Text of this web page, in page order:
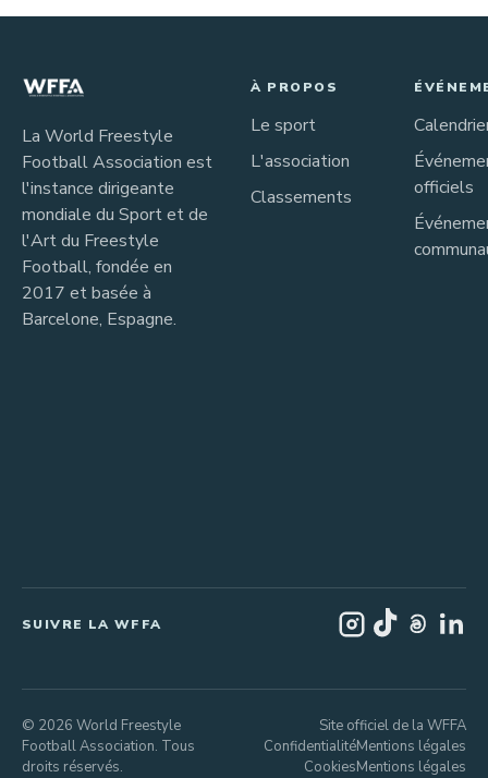
La World Freestyle
Football Association est
l'instance dirigeante
mondiale du Sport et de
l'Art du Freestyle
Football, fondée en
2017 et basée à
Barcelone, Espagne.
À PROPOS
Le sport
L'association
Classements
officiels
SUIVRE LA WFFA
© 2026 World Freestyle
Football Association. Tous
droits réservés.
Site officiel de la WFFA
ConfidentialitéMentions légales
CookiesMentions légales